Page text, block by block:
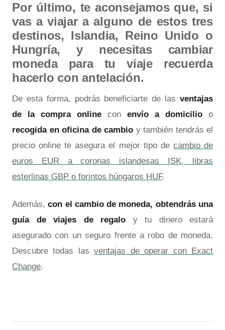
Por último, te aconsejamos que, si
vas a viajar a alguno de estos tres
destinos, Islandia, Reino Unido o
Hungría, y necesitas cambiar
moneda para tu viaje recuerda
hacerlo con antelación.
De esta forma, podrás beneficiarte de las ventajas
de la compra online con envío a domicilio o
recogida en oficina de cambio y también tendrás el
precio online te asegura el mejor tipo de cambio de
euros EUR a coronas islandesas ISK, libras
esterlinas GBP o forintos húngaros HUF.
Además,con el cambio de moneda, obtendrás una
guía de viajes de regalo y tu dinero estará
asegurado con un seguro frente a robo de moneda.
Descubre todas lasventajas de operar con Exact
Change.